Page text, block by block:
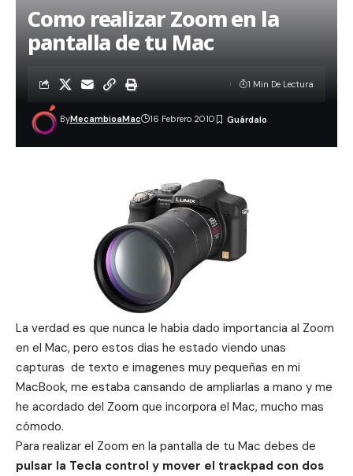
Como realizar Zoom en la
pantalla de tu Mac
ByMecambioaMac 16 Febrero 2010
1 Min De Lectura
La verdad es que nunca le habia dado importancia al Zoom
en el Mac, pero estos dias he estado viendo unas
capturas de texto e imagenes muy pequeñas en mi
MacBook, me estaba cansando de ampliarlas a mano y me
he acordado del Zoom que incorpora el Mac, mucho mas
cómodo.
Para realizar el Zoom en la pantalla de tu Mac debes de
pulsar la Tecla control y mover el trackpad con dos